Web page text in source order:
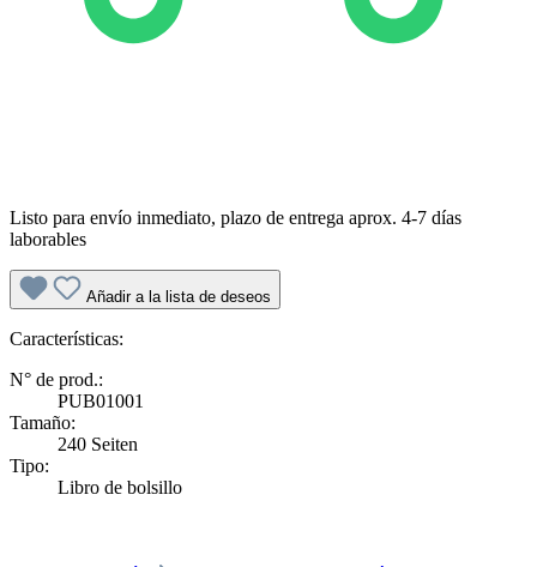
Listo para envío inmediato, plazo de entrega aprox. 4-7 días
laborables
Añadir a la lista de deseos
Características:
N° de prod.:
PUB01001
Tamaño:
240 Seiten
Tipo:
Libro de bolsillo